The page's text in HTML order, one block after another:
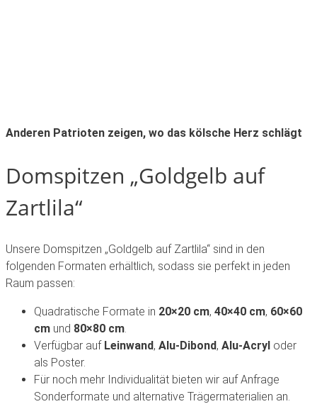
Anderen Patrioten zeigen, wo das kölsche Herz schlägt
Domspitzen „Goldgelb auf
Zartlila“
Unsere Domspitzen „Goldgelb auf Zartlila“ sind in den
folgenden Formaten erhältlich, sodass sie perfekt in jeden
Raum passen:
Quadratische Formate in 20×20 cm, 40×40 cm, 60×60
cm und 80×80 cm
Verfügbar auf Leinwand, Alu-Dibond, Alu-Acryl oder
als Poster.
Für noch mehr Individualität bieten wir auf Anfrage
Sonderformate und alternative Trägermaterialien an.